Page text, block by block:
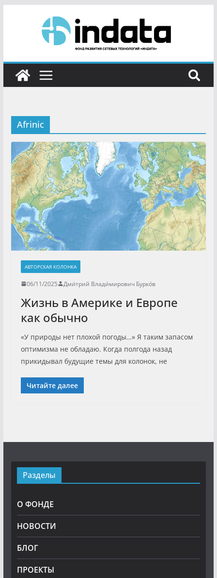
Afrinic
АВТОРСКАЯ КОЛОНКА
06/11/2025 Дми́трий Влади́мирович Бурко́в
Жизнь в Америке и Европе
как обычно
«У природы нет плохой погоды…» Я таким запасом
оптимизма не обладаю. Когда полгода назад
прикидывал будущие темы для колонок, не
Читайте далее
Разделы
О ФОНДЕ
НОВОСТИ
БЛОГ
ПРОЕКТЫ